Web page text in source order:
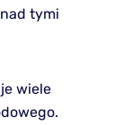
tymi
wiele